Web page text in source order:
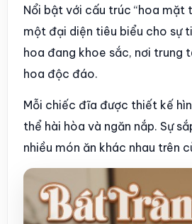
Nổi bật với cấu trúc “hoa mặt
một đại diện tiêu biểu cho sự
hoa đang khoe sắc, nơi trung
hoa độc đáo.
Mỗi chiếc đĩa được thiết kế
thể hài hòa và ngăn nắp. Sự
nhiều món ăn khác nhau trên